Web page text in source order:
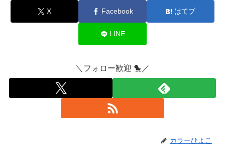
X Facebook はてブ
LINE
＼フォロー歓迎 🐤／
カラーひよこ